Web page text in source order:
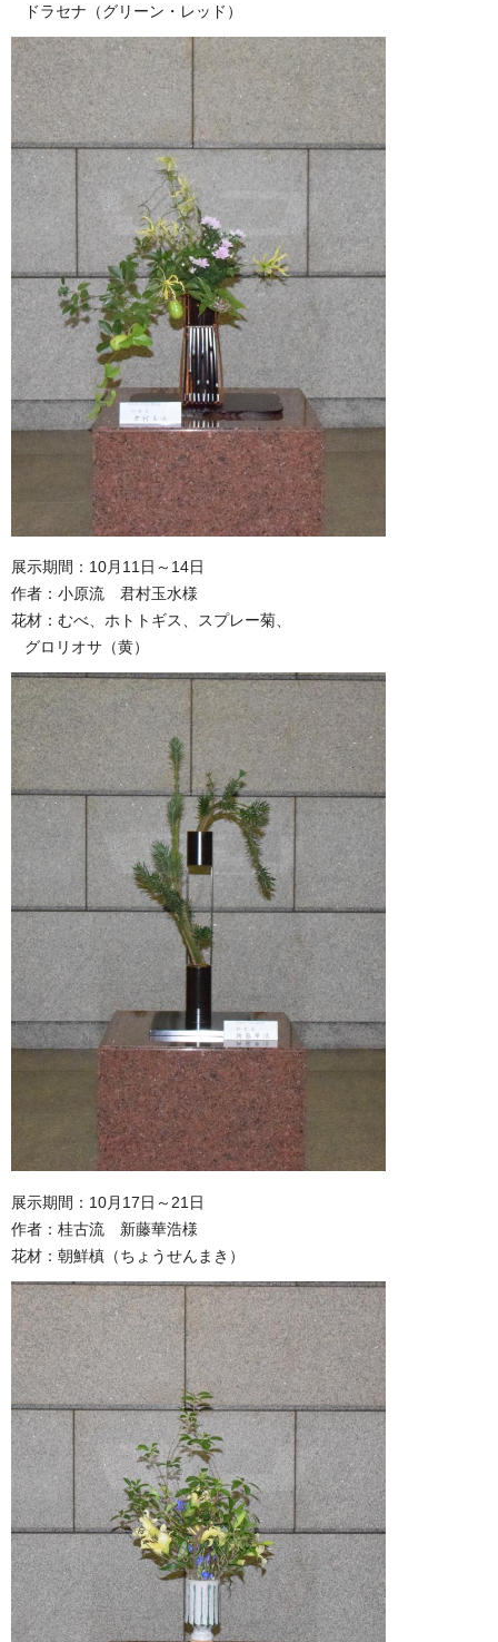
ドラセナ（グリーン・レッド）
展示期間：10月11日～14日
作者：小原流 君村玉水様
花材：むべ、ホトトギス、スプレー菊、
グロリオサ（黄）
展示期間：10月17日～21日
作者：桂古流 新藤華浩様
花材：朝鮮槙（ちょうせんまき）